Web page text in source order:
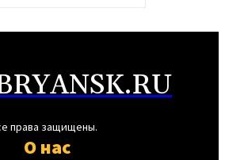
права защищены.
О нас